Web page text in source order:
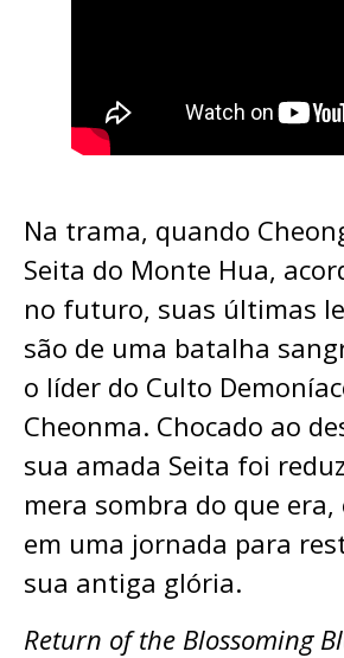
Na trama, quando
Seita do Monte Hua,
no futuro, suas últimas
são de uma batalha
o líder do Culto
Cheonma. Chocado ao
sua amada Seita foi
mera sombra do que era,
em uma jornada para
sua antiga glória.
Return of the Blossoming